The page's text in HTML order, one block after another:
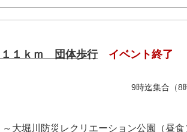
１ｋｍ 団体歩行 イベント終了
9時迄集合（8時
大堀川防災レクリエーション公園（昼食